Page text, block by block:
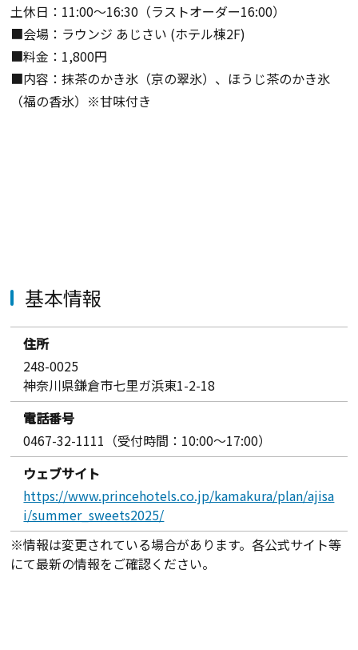
土休日：11:00～16:30（ラストオーダー16:00）
■会場： ラウンジ あじさい (ホテル棟2F)
■料金：1,800円
■内容：抹茶のかき氷（京の翠氷）、ほうじ茶のかき氷
（福の香氷）※甘味付き
基本情報
住所
248-0025
神奈川県鎌倉市七里ガ浜東1-2-18
電話番号
0467-32-1111（受付時間：10:00〜17:00）
ウェブサイト
https://www.princehotels.co.jp/kamakura/plan/ajisa
i/summer_sweets2025/
※情報は変更されている場合があります。各公式サイト等
にて最新の情報をご確認ください。